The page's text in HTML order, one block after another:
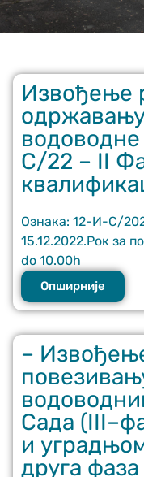
Извођење
С/22 – II
Ознака: 12-И-С/
15.12.2022.Рок за
do 10.00h
Опширније
–
Сада
и
друга
Неопходно
These
cookies are
not optional.
needed for
the website
to function.
Статистика
to improve
the website's
functionality
and structure,
based on how
the website is
used.